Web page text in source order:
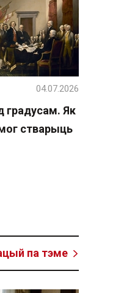
градусам. Як
стварыць
04.07.2026
па тэме